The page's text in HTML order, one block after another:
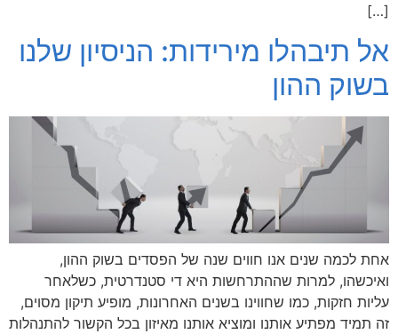
[…]
אל תיבהלו מירידות: הניסיון שלנו
בשוק ההון
אחת לכמה שנים אנו חווים שנה של הפסדים בשוק ההון,
ואיכשהו, למרות שההתרחשות היא די סטנדרטית, כשלאחר
עליות חזקות, כמו שחווינו בשנים האחרונות, מופיע תיקון מסוים,
זה תמיד מפתיע אותנו ומוציא אותנו מאיזון בכל הקשור להתנהלות